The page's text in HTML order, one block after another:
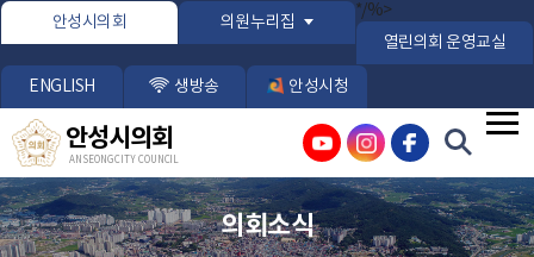
본문바로가기
안성시의회 의원누리집
*/%>
열린의회 운영교실
ENGLISH 생방송 안성시청
안성시의회
ANSEONG CITY COUNCIL
의회소식